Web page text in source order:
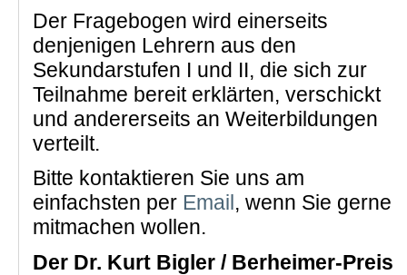
Der Fragebogen wird einerseits
denjenigen Lehrern aus den
Sekundarstufen I und II, die sich zur
Teilnahme bereit erklärten, verschickt
und andererseits an Weiterbildungen
verteilt.
Bitte kontaktieren Sie uns am
einfachsten per Email , wenn Sie gerne
mitmachen wollen.
Der Dr. Kurt Bigler / Berheimer-Preis